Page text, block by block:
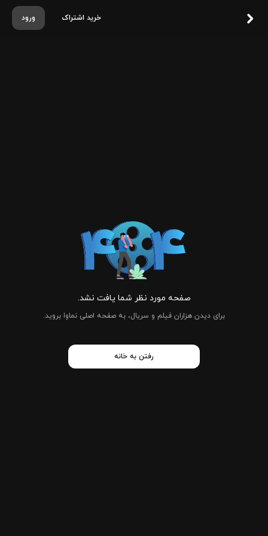
ورود خرید اشتراک
صفحه مورد نظر شما یافت نشد.
برای دیدن هزاران فیلم و سریال، به صفحه اصلی نماوا بروید.
رفتن به خانه